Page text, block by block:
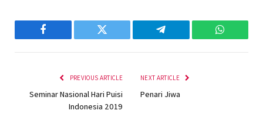
Facebook Twitter Telegram
PREVIOUS ARTICLE
Seminar Nasional Hari Puisi
Indonesia 2019
NEXT ARTICLE
Penari Jiwa